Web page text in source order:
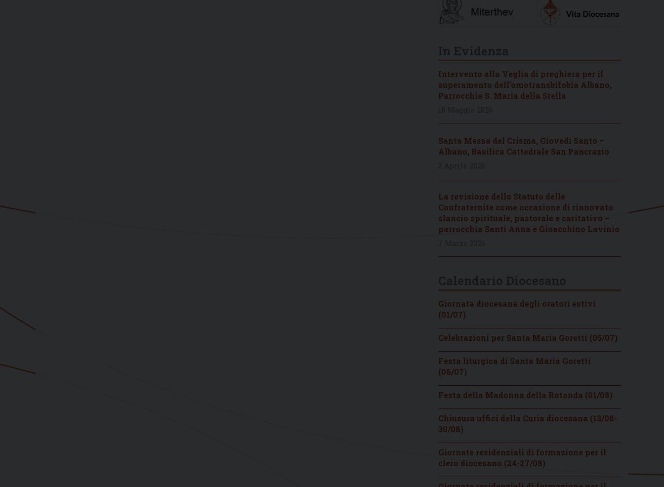
Intervento alla Veglia di preghiera per il
superamento dell’omotransbifobia Albano,
Parrocchia S. Maria della Stella
Santa Messa del Crisma, Giovedì Santo –
Albano, Basilica Cattedrale San Pancrazio
La revisione dello Statuto delle
Confraternite come occasione di rinnovato
slancio spirituale, pastorale e caritativo –
parrocchia Santi Anna e Gioacchino Lavinio
Giornata diocesana degli oratori estivi
(01/07)
Celebrazioni per Santa Maria Goretti (05/07)
Festa liturgica di Santa Maria Goretti
(06/07)
Festa della Madonna della Rotonda (01/08)
Chiusura uffici della Curia diocesana (13/08-
30/08)
Giornate residenziali di formazione per il
clero diocesano (24-27/08)